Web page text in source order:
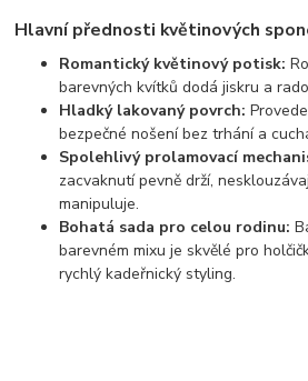
Hlavní přednosti květinových
Romantický květinový potisk:
barevných kvítků dodá jiskru a
Hladký lakovaný povrch:
bezpečné nošení bez trhání a
Spolehlivý prolamovací
zacvaknutí pevně drží,
manipuluje.
Bohatá sada pro celou rodinu:
barevném mixu je skvělé pro
rychlý kadeřnický styling.